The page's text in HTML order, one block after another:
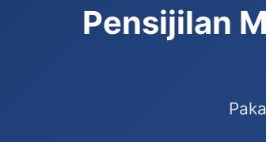
Pensijilan